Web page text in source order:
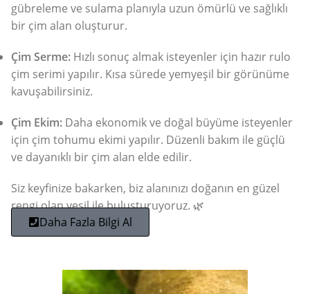
gübreleme ve sulama planıyla uzun ömürlü ve sağlıklı
bir çim alan oluşturur.
Çim Serme: Hızlı sonuç almak isteyenler için hazır rulo
çim serimi yapılır. Kısa sürede yemyeşil bir görünüme
kavuşabilirsiniz.
Çim Ekim: Daha ekonomik ve doğal büyüme isteyenler
için çim tohumu ekimi yapılır. Düzenli bakım ile güçlü
ve dayanıklı bir çim alan elde edilir.
Siz keyfinize bakarken, biz alanınızı doğanın en güzel
rengi olan yeşil ile buluşturuyoruz. 🌿
Daha Fazla Bilgi Al